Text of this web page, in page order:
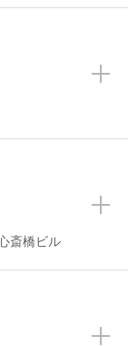
斎橋ビル